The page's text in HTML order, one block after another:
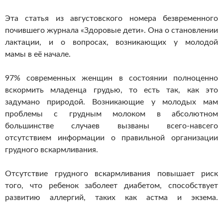
Эта статья из августовского номера безвременного
почившего журнала «Здоровые дети». Она о становлении
лактации, и о вопросах, возникающих у молодой
мамы в её начале.
97% современных женщин в состоянии полноценно
вскормить младенца грудью, то есть так, как это
задумано природой. Возникающие у молодых мам
проблемы с грудным молоком в абсолютном
большинстве случаев вызваны всего-навсего
отсутствием информации о правильной организации
грудного вскармливания.
Отсутствие грудного вскармливания повышает риск
того, что ребенок заболеет диабетом, способствует
развитию аллергий, таких как астма и экзема.